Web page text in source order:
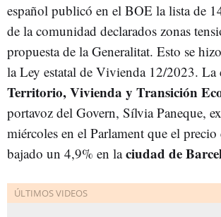
español publicó en el BOE la lista de
de la comunidad declarados zonas
propuesta de la Generalitat. Esto se
la Ley estatal de Vivienda 12/2023. La
Territorio, Vivienda y Transición
portavoz del Govern, Sílvia Paneque,
miércoles en el Parlament que el
bajado un 4,9% en laciudad de